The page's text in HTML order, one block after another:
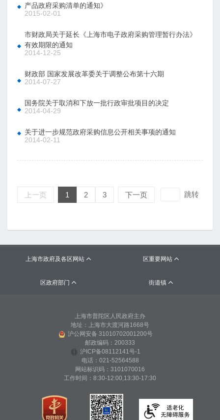
产品政府采购清单的通知》
2015-02-01
市财政局关于延长《上海市电子政府采购管理暂行办法》
有效期限的通知
2014-12-25
财政部 国家发展改革委关于调整公布第十六期
2014-07-27
国务院关于取消和下放一批行政审批项目的决定
2014-04-29
关于进一步规范政府采购信息公开相关事项的通知
2014-02-11
上一页 1 2 3 下一页 跳转
上海市政府及各区网站  区重要网站 
区政府部门  街道镇 
上海市普陀区人民政府主办
地址：上海市大渡河路1668号
沪公网安备 31010702001200号
邮政编码：200333
沪ICP备08112141号-1
电话：021-52564588
网站标识码：3101070016
工作时间：8:30-12:00,13:30-17:30